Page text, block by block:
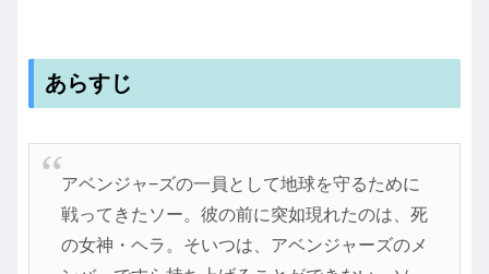
あらすじ
アベンジャ−ズの一員として地球を守るために
戦ってきたソー。彼の前に突如現れたのは、死
の女神・ヘラ。そいつは、アベンジャーズのメ